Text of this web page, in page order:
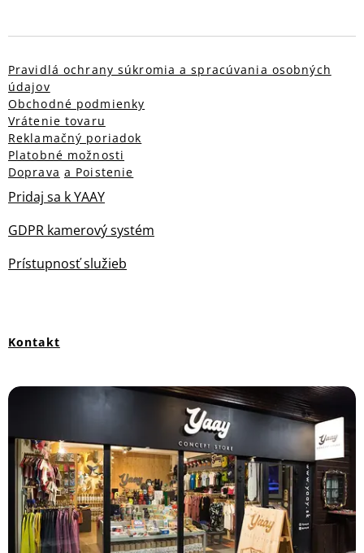
Pravidlá ochrany súkromia a spracúvania osobných
údajov
Obchodné podmienky
Vrátenie tovaru
Reklamačný poriadok
Platobné možnosti
Doprava a Poistenie
Pridaj sa k YAAY
GDPR kamerový systém
Prístupnosť služieb
Kontakt